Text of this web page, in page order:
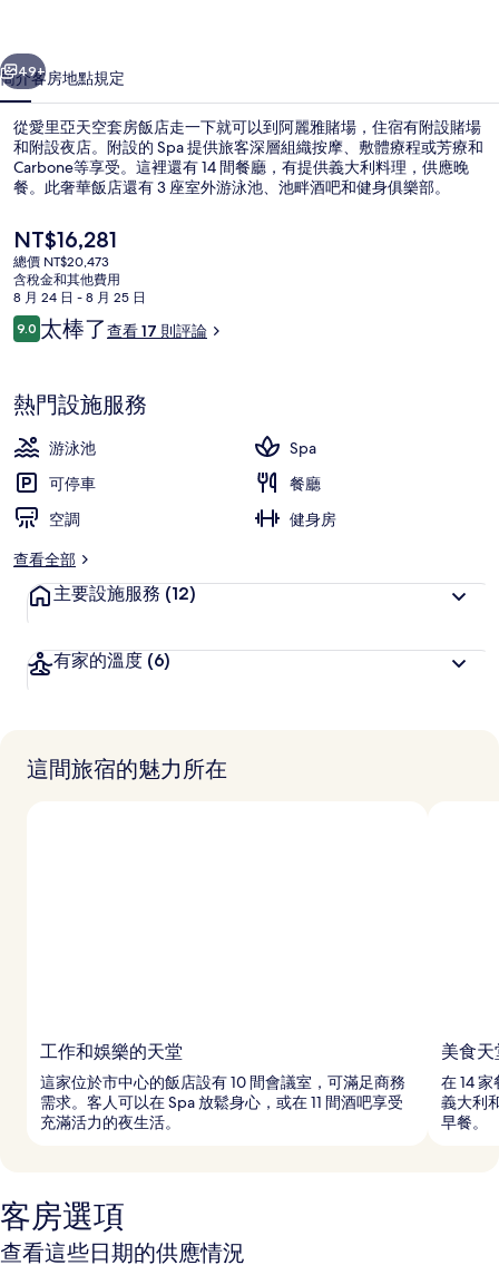
飯
店
的
相
集
個 下一個
49+
簡介客房地點規定
從愛里亞天空套房飯店走一下就可以到阿麗雅賭場，住宿有附設賭場
和附設夜店。附設的 Spa 提供旅客深層組織按摩、敷體療程或芳療和
Carbone等享受。這裡還有 14 間餐廳，有提供義大利料理，供應晚
餐。此奢華飯店還有 3 座室外游泳池、池畔酒吧和健身俱樂部。
目
前
的
價
格
是
NT$16,281
總價 NT$20,473
含稅金和其他費用
8 月 24 日 - 8 月 25 日
評
論
9.09.0 分，滿分 10 分，
太棒了查看 17 則評論
熱門設施服務
游泳池
Spa
可停車
餐廳
空調
健身房
查看全部
主要設施服務 (12)
有家的溫度 (6)
這間旅宿的魅力所在
工作和娛樂的天堂
這家位於市中心的飯店設有 10 間會議室，可滿足商務
需求。客人可以在 Spa 放鬆身心，或在 11 間酒吧享受
充滿活力的夜生活。
美食天
在 14
義大利
早餐。
客房選項
查看這些日期的供應情況